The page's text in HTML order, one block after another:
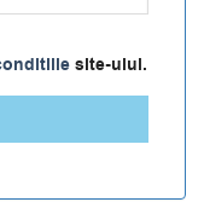
site-ului.